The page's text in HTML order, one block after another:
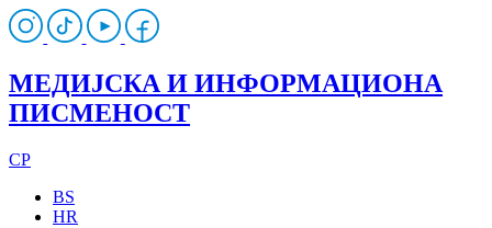
МЕДИЈСКА И ИНФОРМАЦИОНА
ПИСМЕНОСТ
CP
BS
HR